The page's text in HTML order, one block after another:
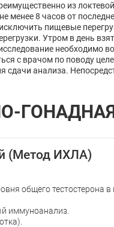
из
менее 8 часов от
пищевые
Утром в день
необходимо
с врачом по поводу
анализа.
(Метод ИХЛА)
общего тестостерона
иммуноанализ.